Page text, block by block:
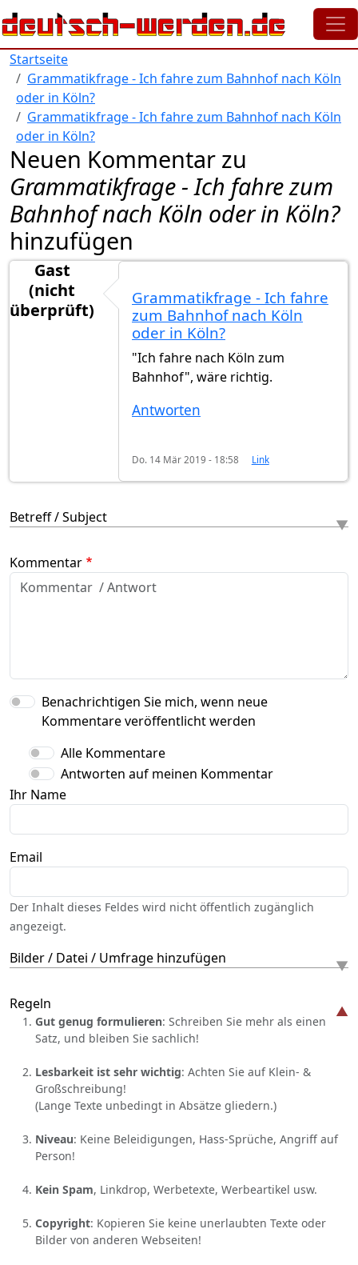
Direkt zum Inhalt
Startseite
Grammatikfrage - Ich fahre zum Bahnhof nach Köln
oder in Köln?
Grammatikfrage - Ich fahre zum Bahnhof nach Köln
oder in Köln?
Neuen Kommentar zu
Grammatikfrage - Ich fahre zum
Bahnhof nach Köln oder in Köln?
hinzufügen
Gast
(nicht
überprüft)
Grammatikfrage - Ich fahre
zum Bahnhof nach Köln
oder in Köln?
"Ich fahre nach Köln zum
Bahnhof", wäre richtig.
Antworten
Do. 14 Mär 2019 - 18:58 Link
Betreff / Subject
Kommentar
Benachrichtigen Sie mich, wenn neue
Kommentare veröffentlicht werden
Alle Kommentare
Antworten auf meinen Kommentar
Ihr Name
Email
Der Inhalt dieses Feldes wird nicht öffentlich zugänglich
angezeigt.
Bilder / Datei / Umfrage hinzufügen
Regeln
Gut genug formulieren: Schreiben Sie mehr als einen
Satz, und bleiben Sie sachlich!
Lesbarkeit ist sehr wichtig: Achten Sie auf Klein- &
Großschreibung!
(Lange Texte unbedingt in Absätze gliedern.)
Niveau: Keine Beleidigungen, Hass-Sprüche, Angriff auf
Person!
Kein Spam, Linkdrop, Werbetexte, Werbeartikel usw.
Copyright: Kopieren Sie keine unerlaubten Texte oder
Bilder von anderen Webseiten!